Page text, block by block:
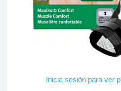
Inicia sesión para ver